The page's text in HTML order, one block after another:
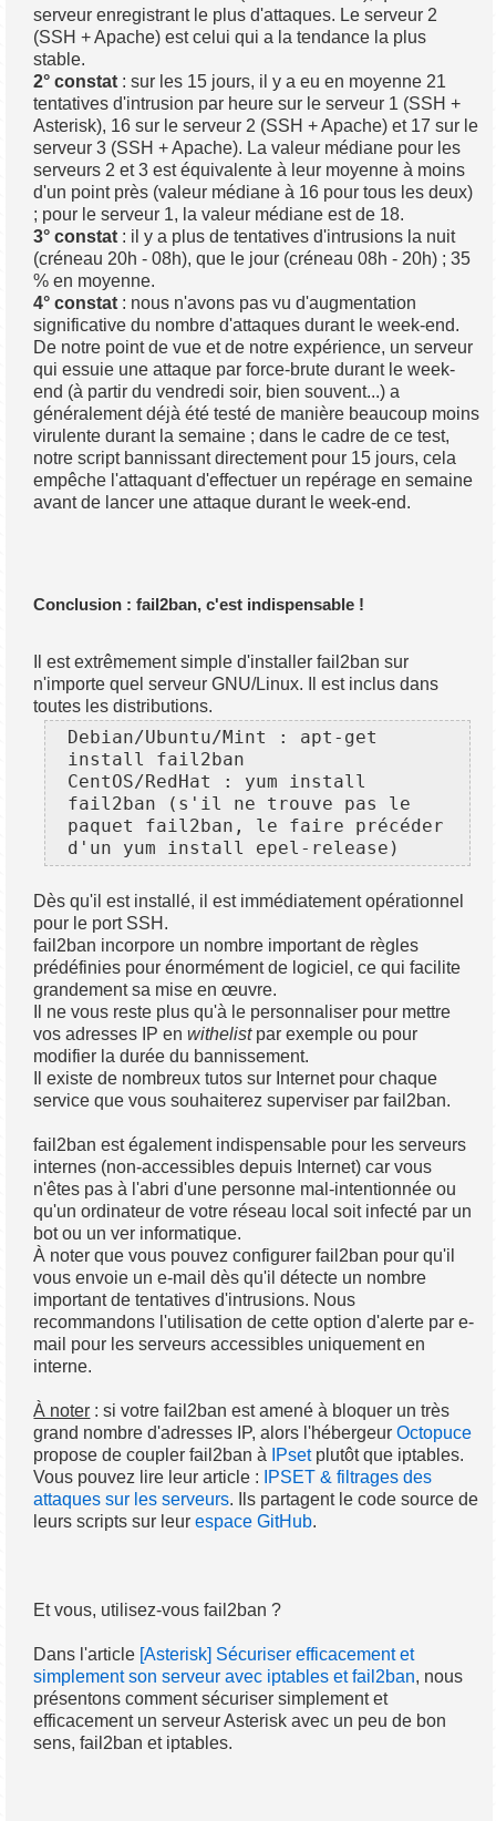
serveur enregistrant le plus d'attaques. Le serveur 2
(SSH + Apache) est celui qui a la tendance la plus
stable.
2° constat : sur les 15 jours, il y a eu en moyenne 21
tentatives d'intrusion par heure sur le serveur 1 (SSH +
Asterisk), 16 sur le serveur 2 (SSH + Apache) et 17 sur le
serveur 3 (SSH + Apache). La valeur médiane pour les
serveurs 2 et 3 est équivalente à leur moyenne à moins
d'un point près (valeur médiane à 16 pour tous les deux)
; pour le serveur 1, la valeur médiane est de 18.
3° constat : il y a plus de tentatives d'intrusions la nuit
(créneau 20h - 08h), que le jour (créneau 08h - 20h) ; 35
% en moyenne.
4° constat : nous n'avons pas vu d'augmentation
significative du nombre d'attaques durant le week-end.
De notre point de vue et de notre expérience, un serveur
qui essuie une attaque par force-brute durant le week-
end (à partir du vendredi soir, bien souvent...) a
généralement déjà été testé de manière beaucoup moins
virulente durant la semaine ; dans le cadre de ce test,
notre script bannissant directement pour 15 jours, cela
empêche l'attaquant d'effectuer un repérage en semaine
avant de lancer une attaque durant le week-end.
Conclusion : fail2ban, c'est indispensable !
Il est extrêmement simple d'installer fail2ban sur
n'importe quel serveur GNU/Linux. Il est inclus dans
toutes les distributions.
Debian/Ubuntu/Mint : apt-get
install fail2ban
CentOS/RedHat : yum install
fail2ban (s'il ne trouve pas le
paquet fail2ban, le faire précéder
Dès qu'il est installé, il est immédiatement opérationnel
pour le port SSH.
fail2ban incorpore un nombre important de règles
prédéfinies pour énormément de logiciel, ce qui facilite
grandement sa mise en œuvre.
Il ne vous reste plus qu'à le personnaliser pour mettre
vos adresses IP enwithelistpar exemple ou pour
modifier la durée du bannissement.
Il existe de nombreux tutos sur Internet pour chaque
service que vous souhaiterez superviser par fail2ban.
fail2ban est également indispensable pour les serveurs
internes (non-accessibles depuis Internet) car vous
n'êtes pas à l'abri d'une personne mal-intentionnée ou
qu'un ordinateur de votre réseau local soit infecté par un
bot ou un ver informatique.
À noter que vous pouvez configurer fail2ban pour qu'il
vous envoie un e-mail dès qu'il détecte un nombre
important de tentatives d'intrusions. Nous
recommandons l'utilisation de cette option d'alerte par e-
mail pour les serveurs accessibles uniquement en
interne.
À noter : si votre fail2ban est amené à bloquer un très
grand nombre d'adresses IP, alors l'hébergeurOctopuce
propose de coupler fail2ban à IPsetplutôt que iptables.
Vous pouvez lire leur article :
IPSET & filtrages des
attaques sur les serveurs. Ils partagent le code source de
leurs scripts sur leurespace GitHub.
Et vous, utilisez-vous fail2ban ?
Dans l'article [Asterisk] Sécuriser efficacement et
simplement son serveur avec iptables et fail2ban, nous
présentons comment sécuriser simplement et
efficacement un serveur Asterisk avec un peu de bon
sens, fail2ban et iptables.